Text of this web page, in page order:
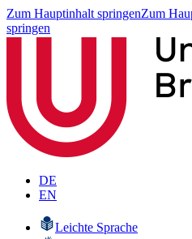
Zum Hauptinhalt springenZum
springen
DE
EN
Leichte Sprache